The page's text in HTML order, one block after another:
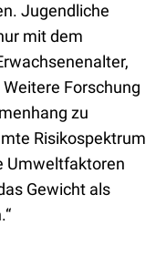
Jugendliche
mit dem
Forschung
zu
Risikospektrum
Umweltfaktoren
Gewicht als